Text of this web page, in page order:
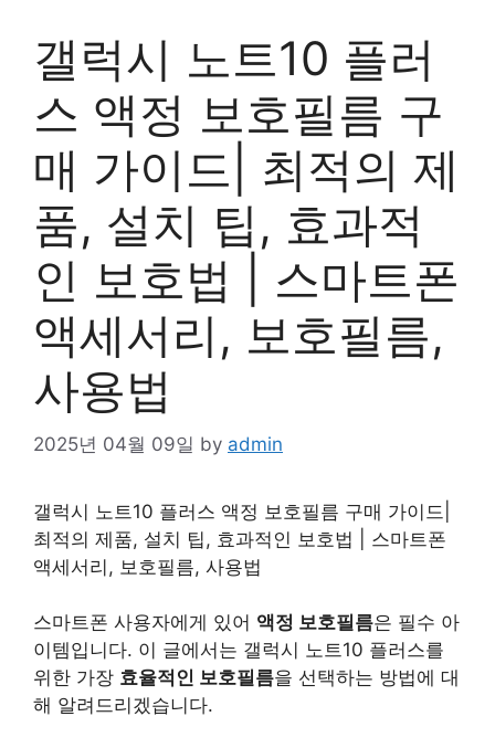
갤럭시 노트10 플러
스 액정 보호필름 구
매 가이드| 최적의 제
품, 설치 팁, 효과적
인 보호법 | 스마트폰
액세서리, 보호필름,
사용법
2025년 04월 09일 by admin
갤럭시 노트10 플러스 액정 보호필름 구매 가이드|
최적의 제품, 설치 팁, 효과적인 보호법 | 스마트폰
액세서리, 보호필름, 사용법
스마트폰 사용자에게 있어 액정 보호필름은 필수 아
이템입니다. 이 글에서는 갤럭시 노트10 플러스를
위한 가장 효율적인 보호필름을 선택하는 방법에 대
해 알려드리겠습니다.